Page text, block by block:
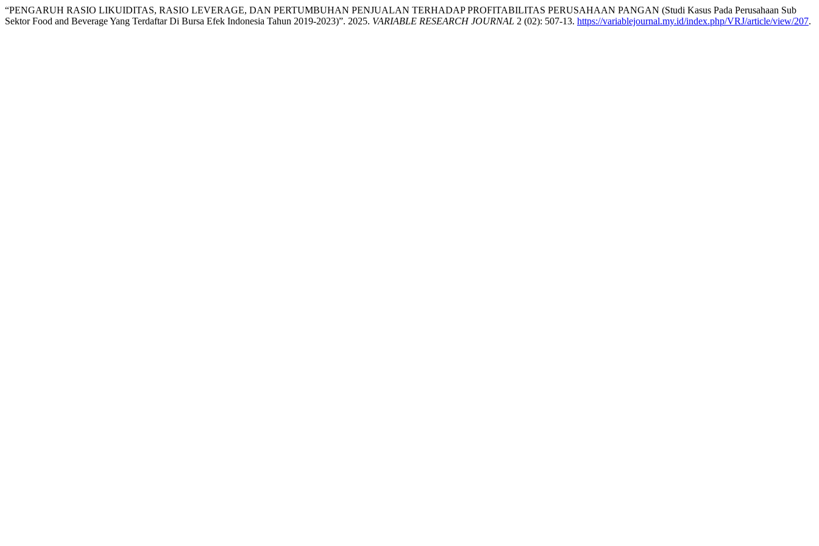
“PENGARUH RASIO LIKUIDITAS, RASIO LEVERAGE, DAN PERTUMBUHAN PENJUALAN TERHADAP PROFITABILITAS PERUSAHAAN PANGAN (Studi Kasus Pada Perusahaan Sub
Sektor Food and Beverage Yang Terdaftar Di Bursa Efek Indonesia Tahun 2019-2023)”. 2025. VARIABLE RESEARCH JOURNAL 2 (02): 507-13. https://variablejournal.my.id/index.php/VRJ/article/view/207.